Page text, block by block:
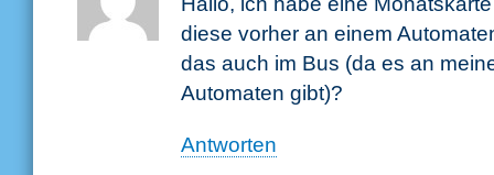
diese vorher an einem
das auch im Bus (da es an
Automaten gibt)?
Antworten